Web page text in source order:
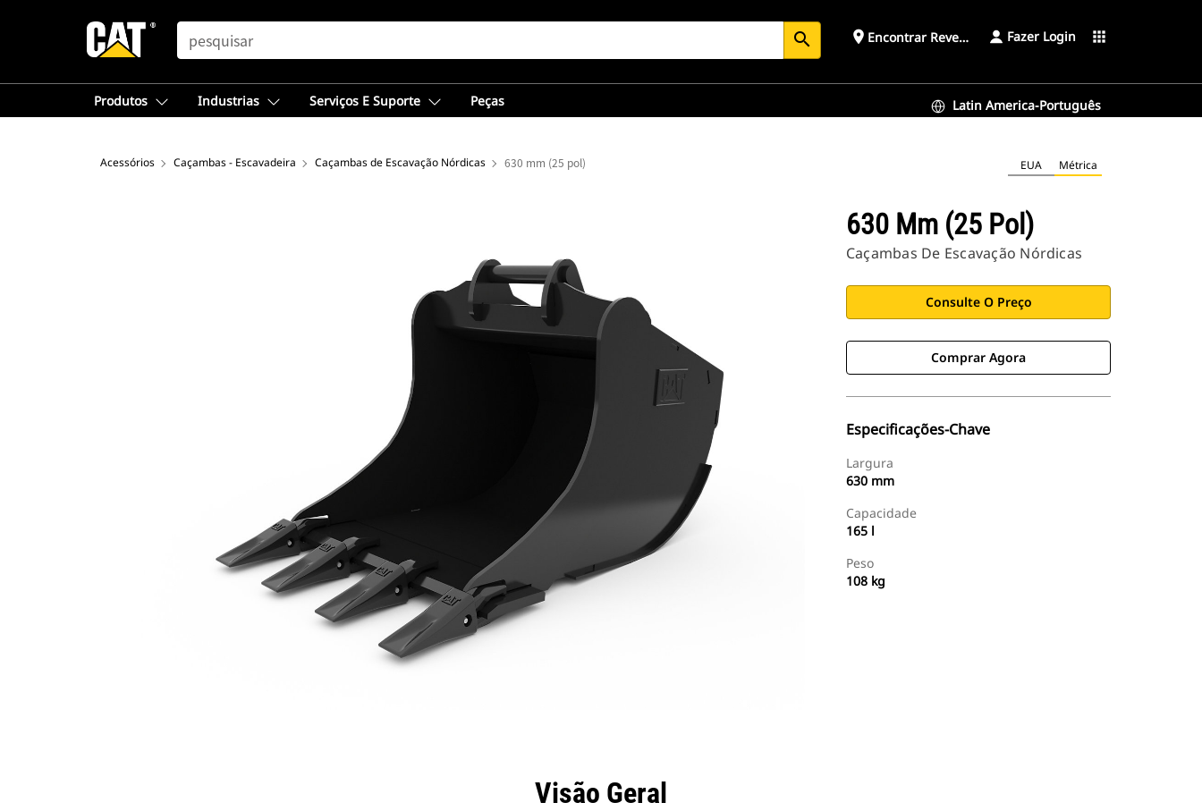
SEARCH search place Encontrar Revendedor Fazer Login apps
Produtos Industrias Serviços E Suporte Peças Latin America-Português
Acessórios Caçambas - Escavadeira Caçambas de Escavação Nórdicas 630 mm (25 pol) EUA Métrica
630 Mm (25 Pol)
Caçambas De Escavação Nórdicas
Consulte O Preço
Comprar Agora
Especificações-Chave
Largura
630 mm
Capacidade
165 l
Peso
108 kg
Visão Geral